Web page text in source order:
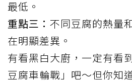
最低。
重點三： 不同豆腐的熱量
在明顯差異。
有看黑白大廚，一定有看
豆腐車輪戰」吧～但你知